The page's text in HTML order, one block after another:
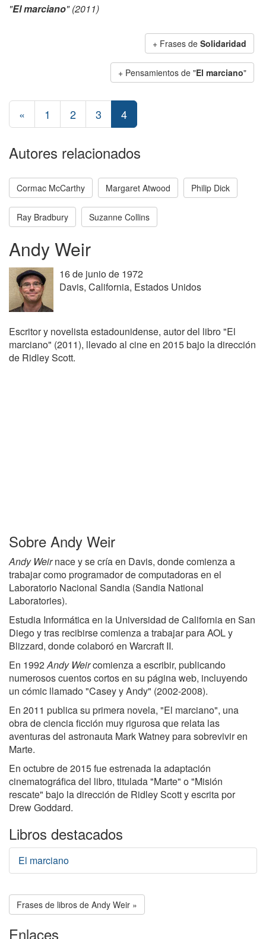
"El marciano" (2011)
+ Frases de Solidaridad
+ Pensamientos de "El marciano"
« 1 2 3 4
Autores relacionados
Cormac McCarthy Margaret Atwood Philip Dick
Ray Bradbury Suzanne Collins
Andy Weir
16 de junio de 1972
Davis, California, Estados Unidos
Escritor y novelista estadounidense, autor del libro "El
marciano" (2011), llevado al cine en 2015 bajo la dirección
de Ridley Scott.
Sobre Andy Weir
Andy Weirnace y se cría en Davis, donde comienza a
trabajar como programador de computadoras en el
Laboratorio Nacional Sandia (Sandia National
Laboratories).
Estudia Informática en la Universidad de California en San
Diego y tras recibirse comienza a trabajar para AOL y
Blizzard, donde colaboró en Warcraft II.
En 1992Andy Weircomienza a escribir, publicando
numerosos cuentos cortos en su página web, incluyendo
un cómic llamado "Casey y Andy" (2002-2008).
En 2011 publica su primera novela, "El marciano", una
obra de ciencia ficción muy rigurosa que relata las
aventuras del astronauta Mark Watney para sobrevivir en
Marte.
En octubre de 2015 fue estrenada la adaptación
cinematográfica del libro, titulada "Marte" o "Misión
rescate" bajo la dirección de Ridley Scott y escrita por
Drew Goddard.
Libros destacados
El marciano
Frases de libros de Andy Weir »
Enlaces